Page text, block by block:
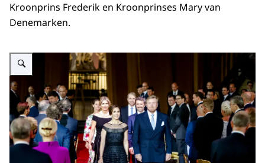
Kroonprins Frederik en Kroonprinses Mary van
Denemarken.
Vergroot afbeelding De Koning en Koningin Máxima met Deens